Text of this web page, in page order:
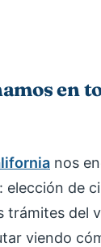
en
nos
elección de
trámites del
viendo